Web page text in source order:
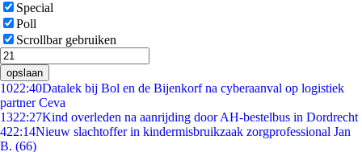
Special
Poll
Scrollbar gebruiken
opslaan
1022:40Datalek bij Bol en de Bijenkorf na cyberaanval op logistiek
partner Ceva
1322:27Kind overleden na aanrijding door AH-bestelbus in Dordrecht
422:14Nieuw slachtoffer in kindermisbruikzaak zorgprofessional Jan
B. (66)